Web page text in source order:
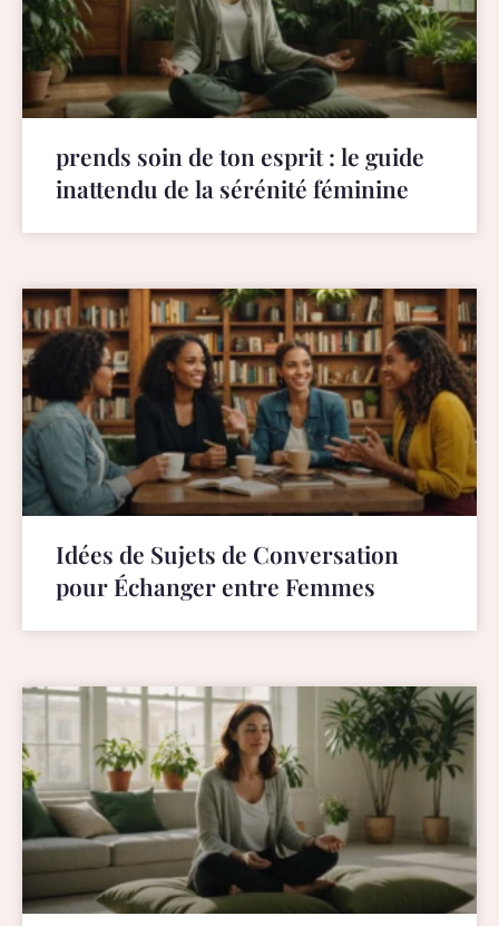
prends soin de ton esprit : le guide
inattendu de la sérénité féminine
Idées de Sujets de Conversation
pour Échanger entre Femmes